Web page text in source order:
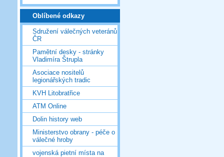
Oblíbené odkazy
Sdružení válečných veteránů
ČR
Pamětní desky - stránky
Vladimíra Štrupla
Asociace nositelů
legionářských tradic
KVH Litobratřice
ATM Online
Dolin history web
Ministerstvo obrany - péče o
válečné hroby
vojenská pietní místa na